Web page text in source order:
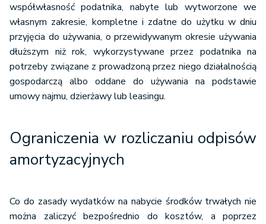
współwłasność podatnika, nabyte lub wytworzone we
własnym zakresie, kompletne i zdatne do użytku w dniu
przyjęcia do używania, o przewidywanym okresie używania
dłuższym niż rok, wykorzystywane przez podatnika na
potrzeby związane z prowadzoną przez niego działalnością
gospodarczą albo oddane do używania na podstawie
umowy najmu, dzierżawy lub leasingu.
Ograniczenia w rozliczaniu odpisów
amortyzacyjnych
Co do zasady wydatków na nabycie środków trwałych nie
można zaliczyć bezpośrednio do kosztów, a poprzez